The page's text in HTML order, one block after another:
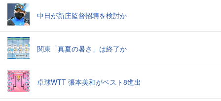
中日が新庄監督招聘を検討か
関東「真夏の暑さ」は終了か
卓球WTT 張本美和がベスト8進出